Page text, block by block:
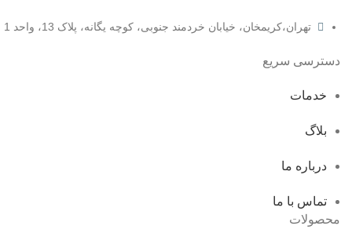
تهران،کریمخان، خیابان خردمند جنوبی، کوچه یگانه، پلاک 13، واحد 1
دسترسی سریع
خدمات
بلاگ
درباره ما
تماس با ما
محصولات